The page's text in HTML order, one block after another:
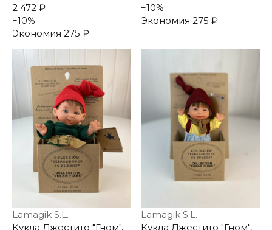
2 472 ₽
−10%
Экономия 275 ₽
−10%
Экономия 275 ₽
Lamagik S.L.
Кукла Джестито "Гном",
Lamagik S.L.
Кукла Джестито "Гном",